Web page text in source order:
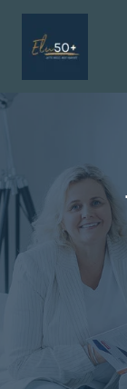
Skip
content